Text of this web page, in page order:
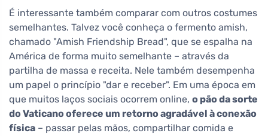
É interessante também comparar com outros costumes
semelhantes. Talvez você conheça o fermento amish,
chamado "Amish Friendship Bread", que se espalha na
América de forma muito semelhante – através da
partilha de massa e receita. Nele também desempenha
um papel o princípio "dar e receber". Em uma época em
que muitos laços sociais ocorrem online, o pão da sorte
do Vaticano oferece um retorno agradável à conexão
física – passar pelas mãos, compartilhar comida e